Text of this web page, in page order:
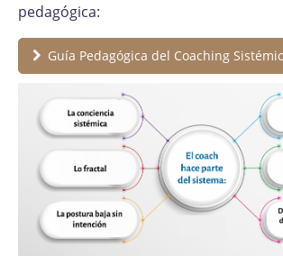
pedagógica:
Guía Pedagógica del Coaching